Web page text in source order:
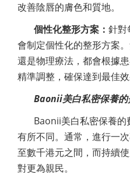
改善陰唇的膚色和質地。
個性化整形方案： 針對
會制定個性化的整形方案
還是物理療法，都會根據
精準調整，確保達到最佳效
Baonii美白私密保養的
Baonii美白私密保養
有所不同。通常，進行一
至數千港元之間，而持續
對更為親民。